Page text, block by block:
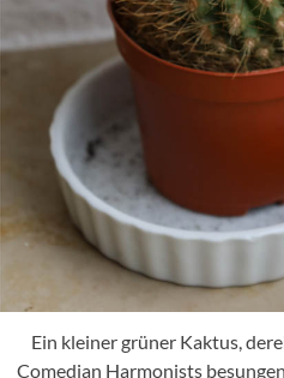
Ein kleiner grüner Kaktus,
Comedian Harmonists